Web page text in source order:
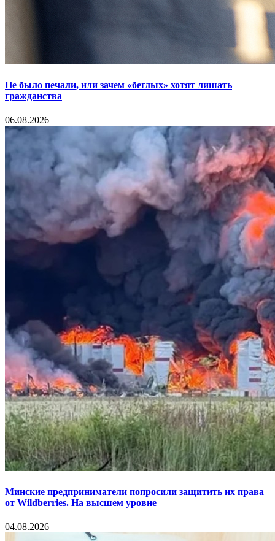
Не было печали, или зачем «беглых» хотят лишать
гражданства
06.08.2026
Минские предприниматели попросили защитить их права
от Wildberries. На высшем уровне
04.08.2026